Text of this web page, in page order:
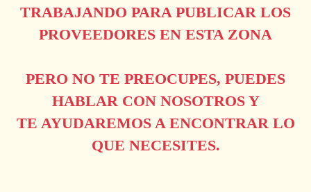
TRABAJANDO PARA PUBLICAR LOS
PROVEEDORES EN ESTA ZONA
PERO NO TE PREOCUPES, PUEDES
HABLAR CON NOSOTROS Y
TE AYUDAREMOS A ENCONTRAR LO
QUE NECESITES.